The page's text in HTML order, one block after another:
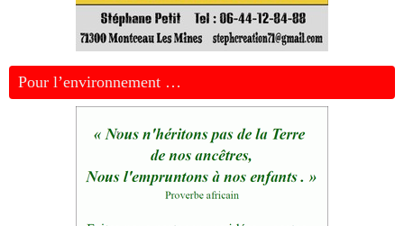
Pour l’environnement …